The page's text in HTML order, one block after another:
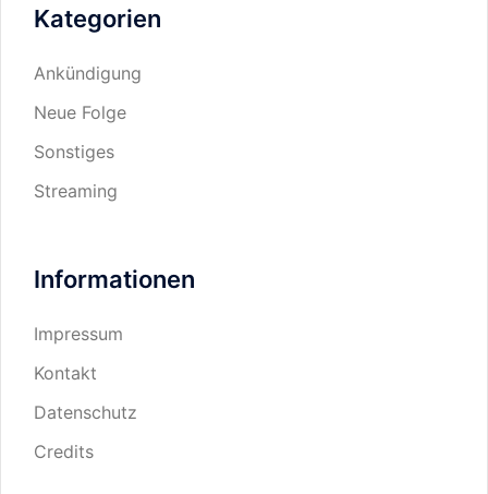
Kategorien
Ankündigung
Neue Folge
Sonstiges
Streaming
Informationen
Impressum
Kontakt
Datenschutz
Credits